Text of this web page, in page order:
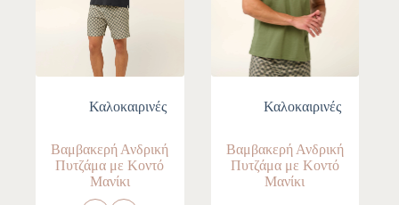
Καλοκαιρινές
Βαμβακερή Ανδρική
Πυτζάμα με Κοντό
Μανίκι
Καλοκαιρινές
Βαμβακερή Ανδρική
Πυτζάμα με Κοντό
Μανίκι